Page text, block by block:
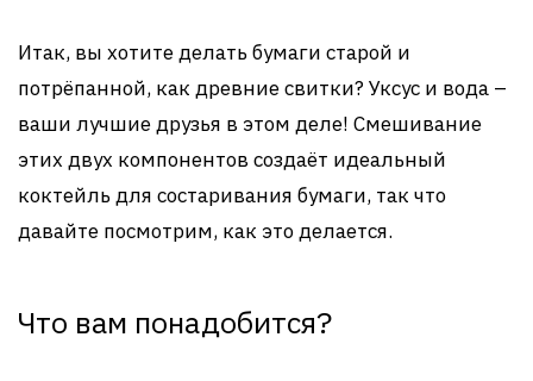
Итак, вы хотите делать бумаги старой и
потрёпанной, как древние свитки? Уксус и вода –
ваши лучшие друзья в этом деле! Смешивание
этих двух компонентов создаёт идеальный
коктейль для состаривания бумаги, так что
давайте посмотрим, как это делается.
Что вам понадобится?